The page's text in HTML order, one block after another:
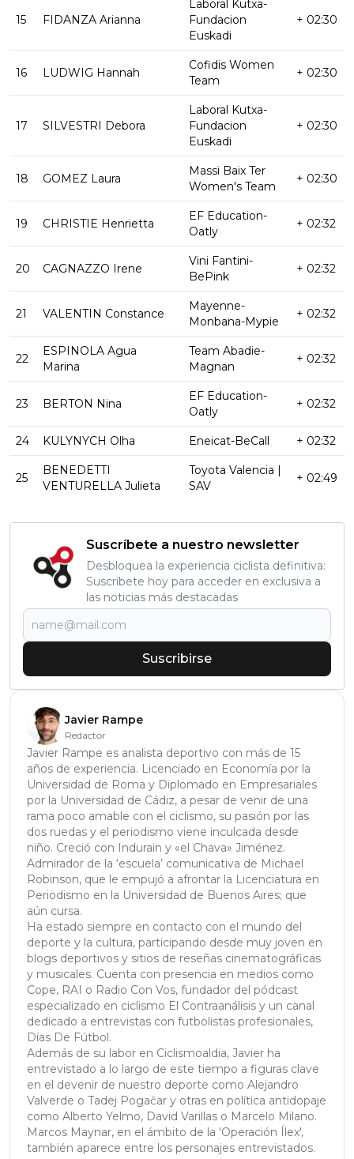
15 FIDANZA Arianna
Laboral Kutxa-
Fundacion
Euskadi
+ 02:30
16 LUDWIG Hannah
Cofidis Women
Team
+ 02:30
17 SILVESTRI Debora
Laboral Kutxa-
Fundacion
Euskadi
+ 02:30
18 GOMEZ Laura
Massi Baix Ter
Women's Team
+ 02:30
19 CHRISTIE Henrietta
EF Education-
Oatly
+ 02:32
20 CAGNAZZO Irene
Vini Fantini-
BePink
+ 02:32
21 VALENTIN Constance
Mayenne-
Monbana-Mypie
+ 02:32
22
ESPINOLA Agua
Marina
Team Abadie-
Magnan
+ 02:32
23 BERTON Nina
EF Education-
Oatly
+ 02:32
24 KULYNYCH Olha Eneicat-BeCall + 02:32
25
BENEDETTI
VENTURELLA Julieta
Toyota Valencia |
SAV
+ 02:49
Suscríbete a nuestro newsletter
Desbloquea la experiencia ciclista definitiva:
Suscríbete hoy para acceder en exclusiva a
las noticias más destacadas
Suscribirse
Javier Rampe
Redactor
Javier Rampe es analista deportivo con más de 15
años de experiencia. Licenciado en Economía por la
Universidad de Roma y Diplomado en Empresariales
por la Universidad de Cádiz, a pesar de venir de una
rama poco amable con el ciclismo, su pasión por las
dos ruedas y el periodismo viene inculcada desde
niño. Creció con Indurain y «el Chava» Jiménez.
Admirador de la ‘escuela’ comunicativa de Michael
Robinson, que le empujó a afrontar la Licenciatura en
Periodismo en la Universidad de Buenos Aires; que
aún cursa.
Ha estado siempre en contacto con el mundo del
deporte y la cultura, participando desde muy joven en
blogs deportivos y sitios de reseñas cinematográficas
y musicales. Cuenta con presencia en medios como
Cope, RAI o Radio Con Vos, fundador del pódcast
especializado en ciclismo El Contraanálisis y un canal
dedicado a entrevistas con futbolistas profesionales,
Días De Fútbol.
Además de su labor en Ciclismoaldia, Javier ha
entrevistado a lo largo de este tiempo a figuras clave
en el devenir de nuestro deporte como Alejandro
Valverde o Tadej Pogačar y otras en política antidopaje
como Alberto Yelmo, David Varillas o Marcelo Milano.
Marcos Maynar, en el ámbito de la 'Operación Ílex',
también aparece entre los personajes entrevistados.